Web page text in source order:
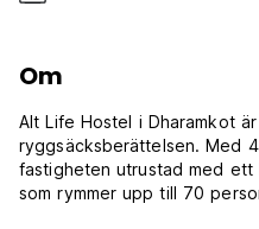
Om
Alt Life Hostel i Dharamkot
ryggsäcksberättelsen. Med
fastigheten utrustad med
som rymmer upp till 70